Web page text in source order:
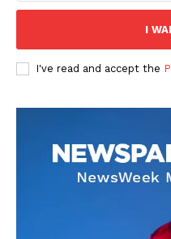
I
I've read and accept the